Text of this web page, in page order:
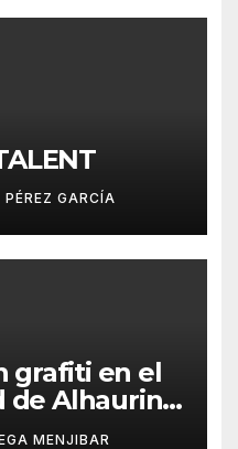
GARCÍA
grafiti en el
de Alhaurin
MENJIBAR